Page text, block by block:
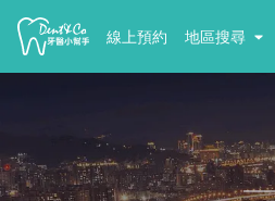
線上預約 地區搜尋